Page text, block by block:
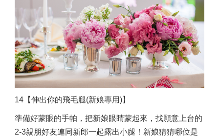
14【伸出你的飛毛腿(新娘專用)】
準備好蒙眼的手帕，把新娘眼睛蒙起來，找願意上台的
2-3親朋好友連同新郎一起露出小腿！新娘猜猜哪位是